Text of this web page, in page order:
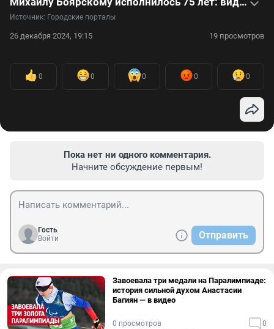
Источник: Городские порталы
26 декабря 2024, 19:15 19 просмотров
0 0 0 0 0
Пока нет ни одного комментария.
Начните обсуждение первым!
Гость
Войти
Отправить
Завоевала три медали на Паралимпиаде:
история сильной духом Анастасии
Багиян — в видео
0 просмотров 0